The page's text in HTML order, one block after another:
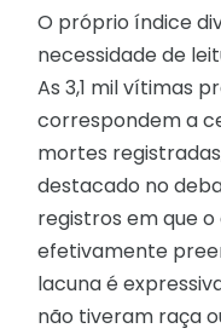
O próprio índice
necessidade de
As 3,1 mil vítimas
correspondem a
mortes
destacado no
registros em que
efetivamente
lacuna é
não tiveram raça